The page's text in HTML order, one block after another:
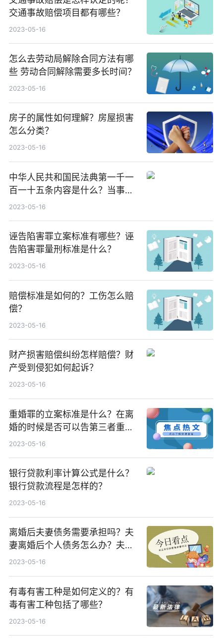
交通事故赔偿项目都有哪些？
2023-05-16
怎么去劳动局解除合同方法有哪
些 劳动合同解除需要多长时间？
2023-05-16
房子的属性如何理解？房屋损害
怎么分类？
2023-05-16
中华人民共和国民法典第一千一
百一十五条内容是什么？当事人
协议解除收养关系去哪里解除？
2023-05-16
诬告陷害罪立案标准有哪些？诬
告陷害罪量刑标准是什么？
2023-05-16
赔偿标准是如何的？工伤怎么赔
偿？
2023-05-16
财产损害赔偿纠纷怎样赔偿？财
产受到侵犯如何起诉？
2023-05-16
重婚罪的立案标准是什么？在离
婚的时候是否可以告第三者重
婚？
2023-05-16
银行贷款利率计算公式是什么？
银行贷款流程是怎样的？
2023-05-16
离婚后夫妻债务需要承担吗？夫
妻离婚后个人债务怎么办？夫妻
一方不还共同债务怎么办？
2023-05-16
有毒有害工种是如何定义的？有
毒有害工种包括了哪些？
2023-05-16